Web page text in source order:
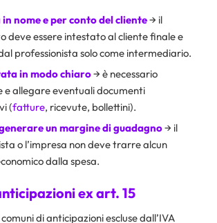
nome e per conto del cliente→ il
deve essere intestato al cliente finale e
professionista solo come intermediario.
in modo chiaro→ è necessario
e allegare eventuali documenti
(fatture, ricevute, bollettini).
un margine di guadagno→ il
o l’impresa non deve trarre alcun
dalla spesa.
ex art. 15
di anticipazioni escluse dall’IVA